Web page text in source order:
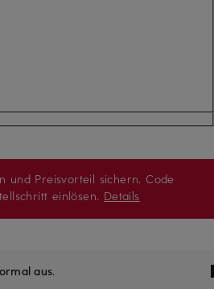
und Preisvorteil sichern. Code
einlösen. Details
aus.